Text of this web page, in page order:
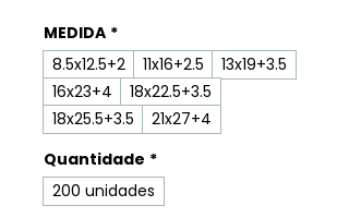
MEDIDA *
8.5x12.5+2
11x16+2.5
13x19+3.5
16x23+4
18x22.5+3.5
18x25.5+3.5
21x27+4
Quantidade *
200 unidades